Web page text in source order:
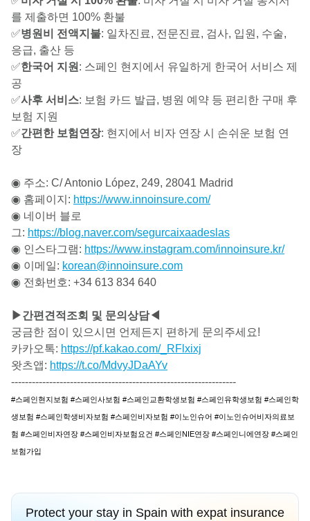
를 제출하면 100% 환불
✅병원비 전액지불: 일차진료, 전문진료, 검사, 입원, 수술,
응급, 출산 등
✅한국어 지원: 스페인 현지에서 유일하게 한국어 서비스 제
공
✅사후 서비스: 보험 카드 발급, 병원 예약 등 편리한 구매 후
보험 지원
✅간편한 보험연장: 현지에서 비자 연장 시 손쉬운 보험 연
장
◉ 주소: C/ Antonio López, 249, 28041 Madrid
◉ 홈페이지: https://www.innoinsure.com/
◉ 네이버 블로
그: https://blog.naver.com/segurcaixaadeslas
◉ 인스타그램: https://www.instagram.com/innoinsure.kr/
◉ 이메일: korean@innoinsure.com
◉ 전화번호: +34 613 834 640
▶간편견적조회 및 문의상담◀
궁금한 점이 있으시면 언제든지 편하게 문의주세요!
카카오톡: https://pf.kakao.com/_RFlxixj
왓츠앱: https://t.co/MdvyJDaAYv
-----------------------------------------------------------------
#스페인현지보험 #스페인사보험 #스페인교환학생보험 #스페인유학생보험 #스페인학
생보험 #스페인학생비자보험 #스페인비자보험 #이노인슈어 #이노인슈어비자의료보
험 #스페인비자연장 #스페인비자보험요건 #스페인NIE연장 #스페인니에연장 #스페인
보험가입
Protect your stay in Spain with expat insurance